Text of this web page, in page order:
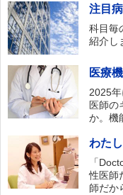
注目
科目毎
紹介し
医療
2025年
医師の
か。機
わた
「
性医師
師だか